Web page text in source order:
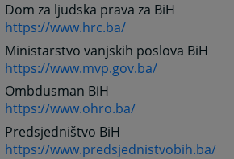
Dom za ljudska prava za BiH
https://www.hrc.ba/
Ministarstvo vanjskih poslova BiH
https://www.mvp.gov.ba/
Ombdusman BiH
https://www.ohro.ba/
Predsjedništvo BiH
https://www.predsjednistvobih.ba/